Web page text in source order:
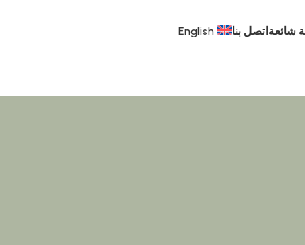
شائعة اتصل بنا English